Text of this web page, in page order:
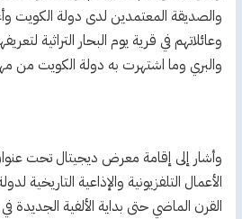
والصديقة المعتمدين لدى ‏دولة الكويت
وعائلاتهم في قرية يوم البحار التراثية
والبري وما اشتهرت به دولة الكويت
وأشار إلى إقامة معرض ديجيتال تحت
الأعمال التلفزيونية ‏والإذاعية التاريخية
القرن الماضي حتى بداية الألفية الجديدة